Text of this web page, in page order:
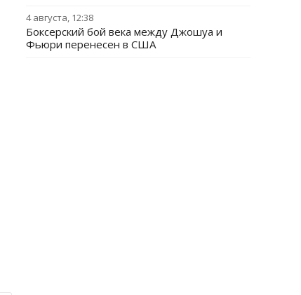
4 августа, 12:38
Боксерский бой века между Джошуа и
Фьюри перенесен в США